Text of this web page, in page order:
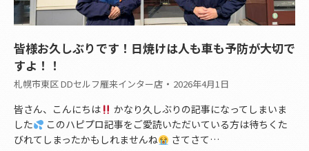
皆様お久しぶりです！日焼けは人も車も予防が大切で
すよ！！
札幌市東区 DDセルフ雁来インター店 2026年4月1日
皆さん、こんにちは
かなり久しぶりの記事になってしまいま
した
このハピプロ記事をご愛読いただいている方は待ちくた
びれてしまったかもしれませんね
さてさて…